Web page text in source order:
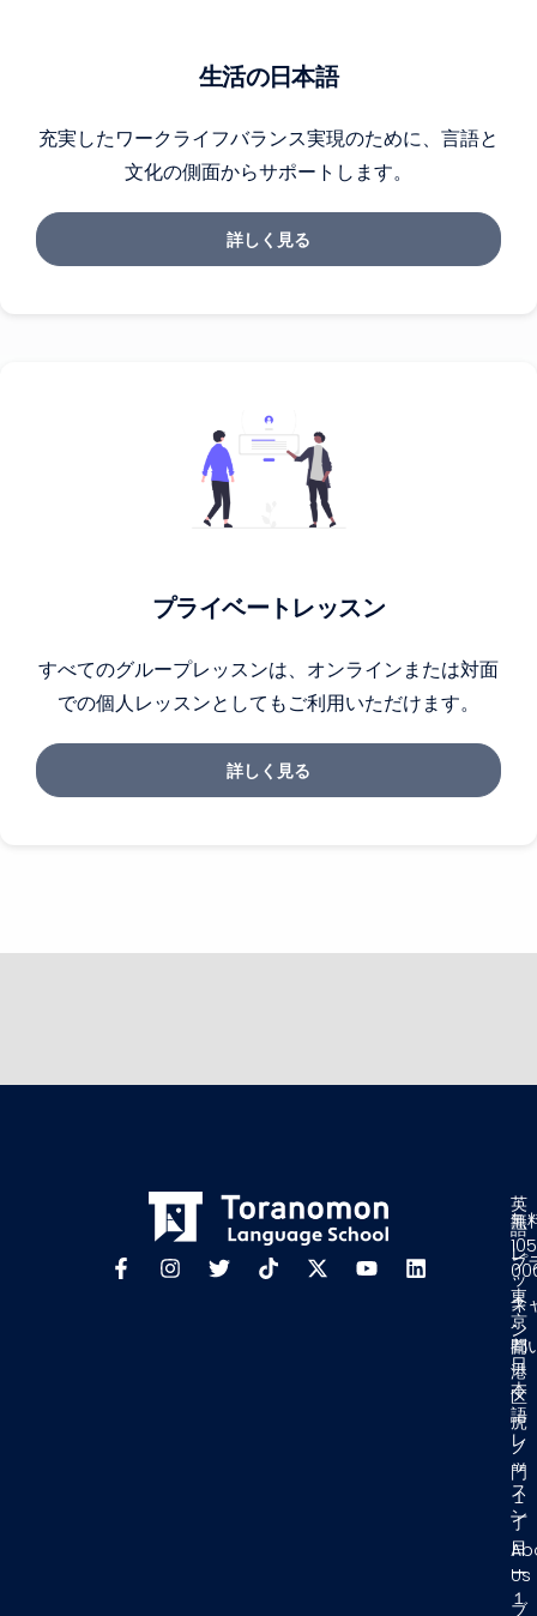
生活の日本語
充実したワークライフバランス実現のために、言語と
文化の側面からサポートします。
詳しく見る
プライベートレッスン
すべてのグループレッスンは、オンラインまたは対面
での個人レッスンとしてもご利用いただけます。
詳しく見る
〒
東
京
都
港
区
虎
ノ
門
１
丁
目
ー
１
英
語
レ
ッ
ス
ン
日
本
語
レ
ッ
ス
ン
Us
ブ
無
プ
キ
問